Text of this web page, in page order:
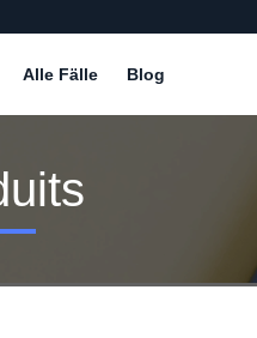
Alle Fälle Blog